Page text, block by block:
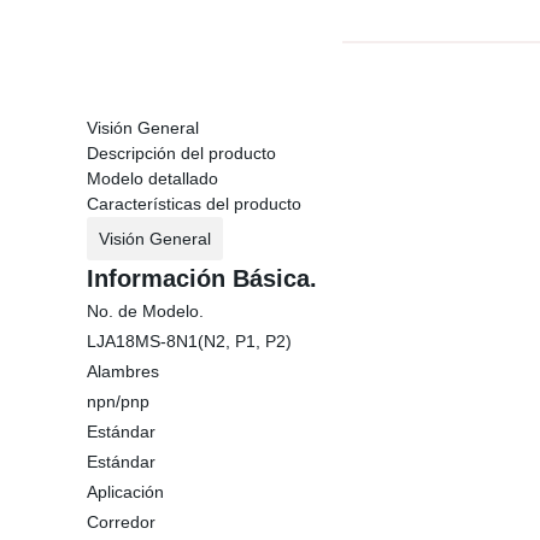
Visión General
Descripción del producto
Modelo detallado
Características del producto
Visión General
Información Básica.
No. de Modelo.
LJA18MS-8N1(N2, P1, P2)
Alambres
npn/pnp
Estándar
Estándar
Aplicación
Corredor